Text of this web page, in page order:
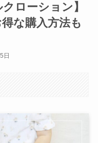
ローション】
な購入方法も
日